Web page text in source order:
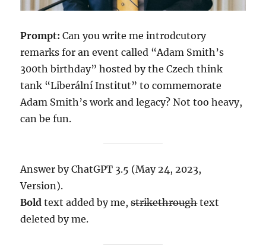
Prompt: Can you write me introdcutory
remarks for an event called “Adam Smith’s
300th birthday” hosted by the Czech think
tank “Liberální Institut” to commemorate
Adam Smith’s work and legacy? Not too heavy,
can be fun.
Answer by ChatGPT 3.5 (May 24, 2023,
Version).
Boldtext added by me,strikethroughtext
deleted by me.